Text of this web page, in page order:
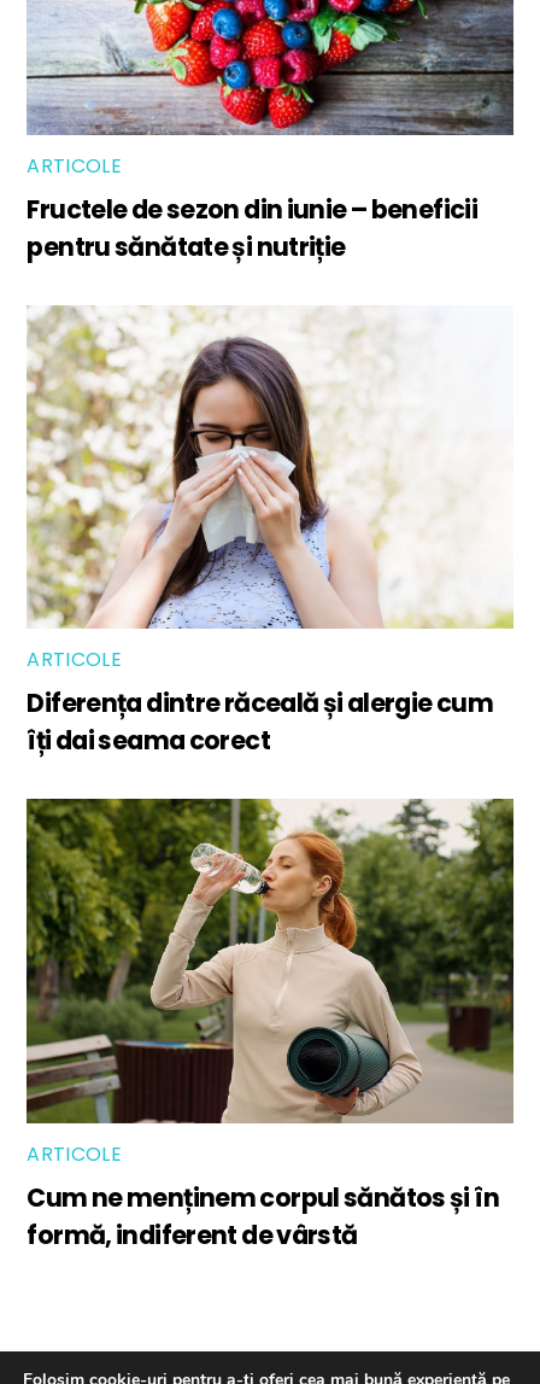
ARTICOLE
Fructele de sezon din iunie – beneficii
pentru sănătate și nutriție
ARTICOLE
Diferența dintre răceală și alergie cum
îți dai seama corect
ARTICOLE
Cum ne menținem corpul sănătos și în
formă, indiferent de vârstă
Back
Despre noi Termeni si conditii